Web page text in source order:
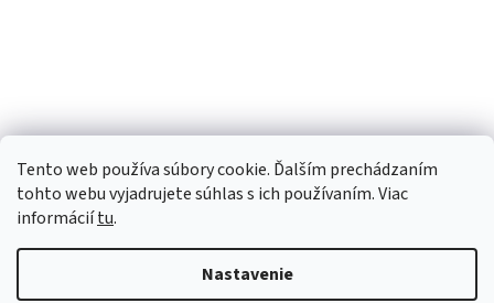
Tento web používa súbory cookie. Ďalším prechádzaním
tohto webu vyjadrujete súhlas s ich používaním. Viac
informáciítu.
Nastavenie
Vytvoril Shoptet